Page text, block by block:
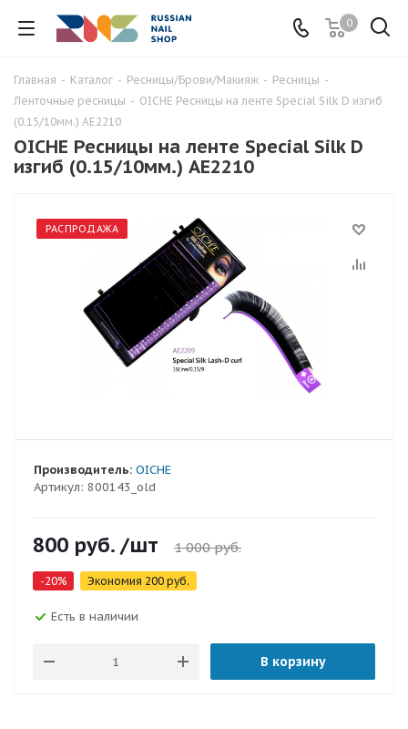
0
Главная - Каталог - Ресницы/Брови/Макияж - Ресницы -
Ленточные ресницы - OICHE Ресницы на ленте Special Silk D изгиб
(0.15/10мм.) AE2210
OICHE Ресницы на ленте Special Silk D
изгиб (0.15/10мм.) AE2210
РАСПРОДАЖА
Артикул: 800143_old
Производитель: OICHE
800 руб. /шт 1 000руб.
-20% Экономия 200 руб.
Есть в наличии
В корзину